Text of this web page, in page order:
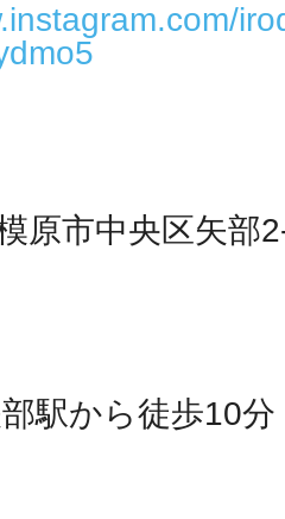
原市中央区矢部
駅から徒歩10分
厚木